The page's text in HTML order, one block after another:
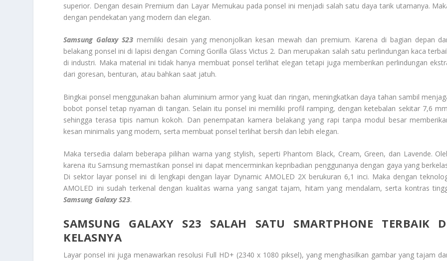
superior. Dengan desain Premium dan Layar Memukau pada ponsel ini menjadi salah satu daya tarik utamanya.
dengan pendekatan yang modern dan elegan.
Samsung Galaxy S23 memiliki desain yang menonjolkan kesan mewah dan premium. Karena di bagian depan
belakang ponsel ini di lapisi dengan Corning Gorilla Glass Victus 2. Dan merupakan salah satu perlindungan kaca
di industri. Maka material ini tidak hanya membuat ponsel terlihat elegan tetapi juga memberikan perlindungan
dari goresan, benturan, atau bahkan saat jatuh.
Bingkai ponsel menggunakan bahan aluminium armor yang kuat dan ringan, meningkatkan daya tahan sambil
bobot ponsel tetap nyaman di tangan. Selain itu ponsel ini memiliki profil ramping, dengan ketebalan sekitar 7,6
sehingga terasa tipis namun kokoh. Dan penempatan kamera belakang yang rapi tanpa modul besar
kesan minimalis yang modern, serta membuat ponsel terlihat bersih dan lebih elegan.
Maka tersedia dalam beberapa pilihan warna yang stylish, seperti Phantom Black, Cream, Green, dan Lavende.
karena itu Samsung memastikan ponsel ini dapat mencerminkan kepribadian penggunanya dengan gaya yang
Di sektor layar ponsel ini di lengkapi dengan layar Dynamic AMOLED 2X berukuran 6,1 inci. Maka dengan
AMOLED ini sudah terkenal dengan kualitas warna yang sangat tajam, hitam yang mendalam, serta kontras
Samsung Galaxy S23.
SAMSUNG GALAXY S23 SALAH SATU SMARTPHONE TERBAIK
KELASNYA
Layar ponsel ini juga menawarkan resolusi Full HD+ (2340 x 1080 piksel), yang menghasilkan gambar yang tajam